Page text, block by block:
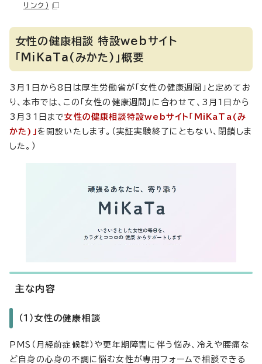
リンク）
女性の健康相談 特設webサイト
「MiKaTa(みかた)」概要
3月1日から8日は厚生労働省が「女性の健康週間」と定めてお
り、本市では、この「女性の健康週間」に合わせて、3月1日から
3月31日まで女性の健康相談特設webサイト「MiKaTa(み
かた)」 を開設いたします。（実証実験終了にともない、閉鎖しま
した。）
主な内容
（1）女性の健康相談
PMS（月経前症候群）や更年期障害に伴う悩み、冷えや腰痛な
ど自身の心身の不調に悩む女性が専用フォームで相談できる